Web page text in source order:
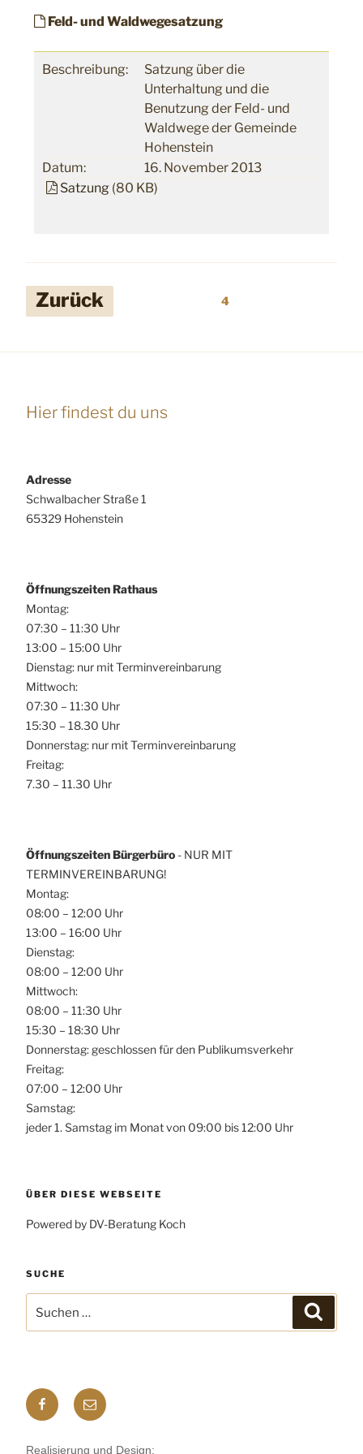
Feld- und Waldwegesatzung
Beschreibung:
Satzung über die
Unterhaltung und die
Benutzung der Feld- und
Waldwege der Gemeinde
Hohenstein
Datum:
16. November 2013
Satzung (80 KB)
Seitennummerierung
Zurück 4
Hier findest du uns
Adresse
Schwalbacher Straße 1
65329 Hohenstein
Öffnungszeiten Rathaus
Montag:
07:30 – 11:30 Uhr
13:00 – 15:00 Uhr
Dienstag: nur mit Terminvereinbarung
Mittwoch:
07:30 – 11:30 Uhr
15:30 – 18.30 Uhr
Donnerstag: nur mit Terminvereinbarung
Freitag:
7.30 – 11.30 Uhr
Öffnungszeiten Bürgerbüro - NUR MIT
TERMINVEREINBARUNG!
Montag:
08:00 – 12:00 Uhr
13:00 – 16:00 Uhr
Dienstag:
08:00 – 12:00 Uhr
Mittwoch:
08:00 – 11:30 Uhr
15:30 – 18:30 Uhr
Donnerstag: geschlossen für den Publikumsverkehr
Freitag:
07:00 – 12:00 Uhr
Samstag:
jeder 1. Samstag im Monat von 09:00 bis 12:00 Uhr
ÜBER DIESE WEBSEITE
Powered by DV-Beratung Koch
SUCHE
nach:
Facebook
E-
mail
Realisierung und Design: